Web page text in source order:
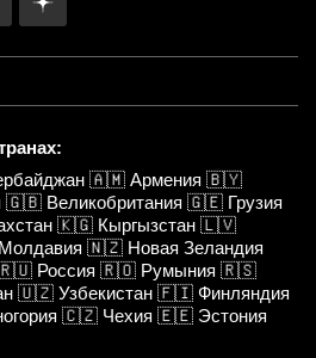
🇦🇲 Армения 🇧🇾
🇬🇧 Великобритания 🇬🇪 Грузия
🇰🇬 Кыргызстан 🇱🇻
Молдавия 🇳🇿 Новая Зеландия
Россия 🇷🇴 Румыния 🇷🇸
🇺🇿 Узбекистан 🇫🇮 Финляндия
🇨🇿 Чехия 🇪🇪 Эстония